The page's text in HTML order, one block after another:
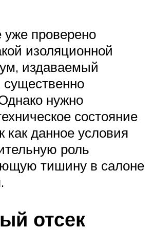
уже проверено
изоляционной
издаваемый
существенно
нужно
состояние
данное условия
роль
тишину в салоне
отсек